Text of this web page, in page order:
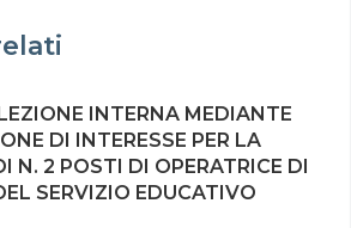
INTERNA MEDIANTE
DI INTERESSE PER LA
N. 2 POSTI DI OPERATRICE DI
SERVIZIO EDUCATIVO